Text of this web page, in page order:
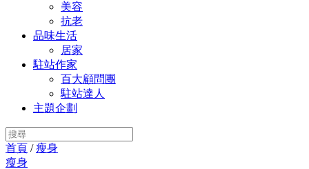
美容
抗老
品味生活
居家
駐站作家
百大顧問團
駐站達人
主題企劃
首頁 /瘦身
瘦身